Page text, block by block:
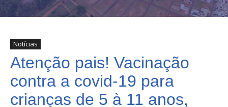
Notícias
Atenção pais! Vacinação
contra a covid-19 para
crianças de 5 à 11 anos,